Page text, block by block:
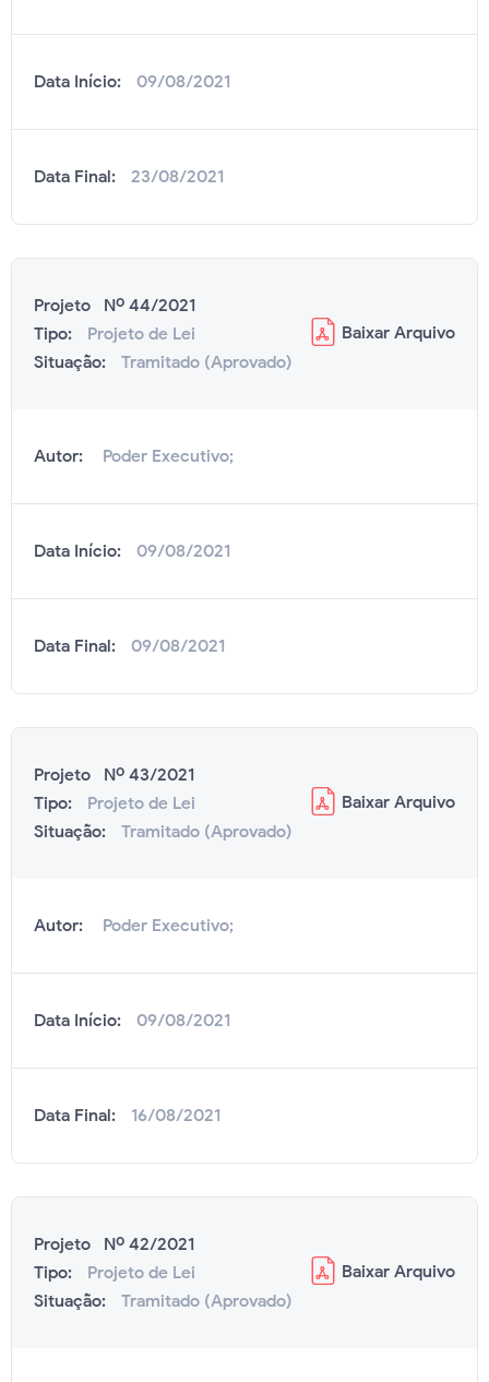
Data Início: 09/08/2021
Data Final: 23/08/2021
Projeto Nº 44/2021
Tipo:
Projeto de Lei
Situação:
Tramitado (Aprovado)
Baixar Arquivo
Autor: Poder Executivo;
Data Início: 09/08/2021
Data Final: 09/08/2021
Projeto Nº 43/2021
Tipo:
Projeto de Lei
Situação:
Tramitado (Aprovado)
Baixar Arquivo
Autor: Poder Executivo;
Data Início: 09/08/2021
Data Final: 16/08/2021
Projeto Nº 42/2021
Tipo:
Projeto de Lei
Situação:
Tramitado (Aprovado)
Baixar Arquivo